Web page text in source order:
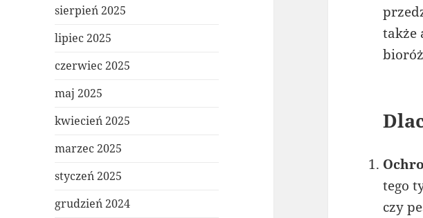
sierpień 2025
lipiec 2025
czerwiec 2025
maj 2025
kwiecień 2025
marzec 2025
styczeń 2025
grudzień 2024
także
tego
czy